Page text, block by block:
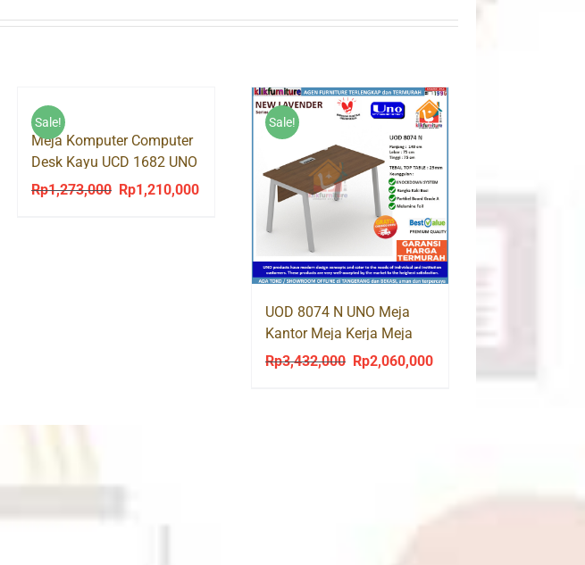
Sale!
Meja Komputer Computer
Desk Kayu UCD 1682 UNO
Rp1,273,000
Original
Rp1,210,000Current
Rp1,210,000.
Sale!
UOD 8074 N UNO Meja
Kantor Meja Kerja Meja
Tulis Kaki Besi
Rp3,432,000
Original
Rp2,060,000Current